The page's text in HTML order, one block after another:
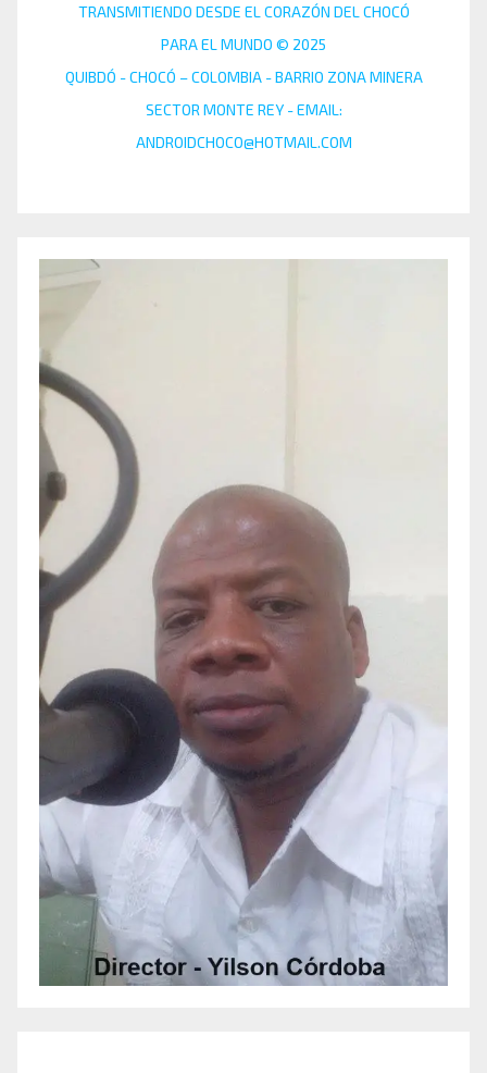
TRANSMITIENDO DESDE EL CORAZÓN DEL CHOCÓ
PARA EL MUNDO © 2025
QUIBDÓ - CHOCÓ – COLOMBIA - BARRIO ZONA MINERA
SECTOR MONTE REY - EMAIL:
ANDROIDCHOCO@HOTMAIL.COM